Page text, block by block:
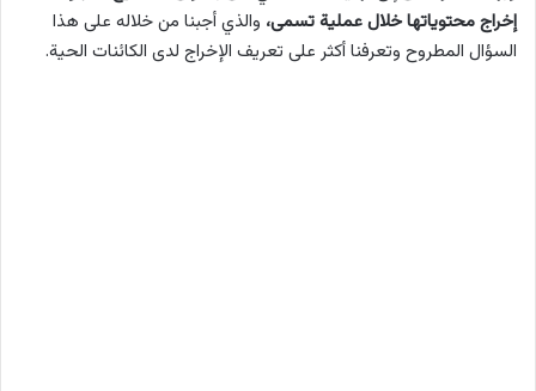
إخراج محتوياتها خلال عملية تسمى، والذي أجبنا من خلاله على هذا
السؤال المطروح وتعرفنا أكثر على تعريف الإخراج لدى الكائنات الحية.